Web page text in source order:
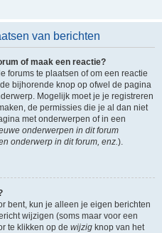
van berichten
of maak een reactie?
forums te plaatsen of om een reactie
bijhorende knop op ofwel de pagina
Mogelijk moet je je registreren
de permissies die je al dan niet
met onderwerpen of in een
onderwerpen in dit forum
onderwerp in dit forum, enz.).
bent, kun je alleen je eigen berichten
wijzigen (soms maar voor een
te klikken op de wijzig knop van het